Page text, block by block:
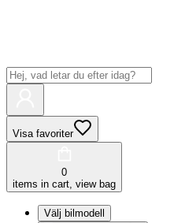
Visa favoriter
0
items in cart, view bag
Välj bilmodell